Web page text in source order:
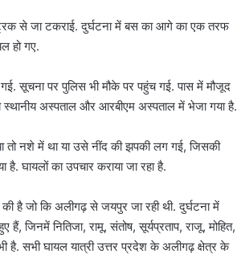
से जा टकराई. दुर्घटना में बस का आगे का एक तरफ
हो गए.
सूचना पर पुलिस भी मौके पर पहुंच गई. पास में मौजूद
स्थानीय अस्पताल और आरबीएम अस्पताल में भेजा गया है.
तो नशे में था या उसे नींद की झपकी लग गई, जिसकी
घायलों का उपचार कराया जा रहा है.
है जो कि अलीगढ़ से जयपुर जा रही थी. दुर्घटना में
हैं, जिनमें नितिजा, रामू, संतोष, सूर्यप्रताप, राजू, मोहित,
है. सभी घायल यात्री उत्तर प्रदेश के अलीगढ़ क्षेत्र के